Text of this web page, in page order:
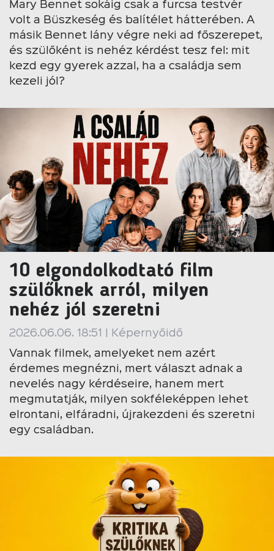
Mary Bennet sokáig csak a furcsa testvér
volt a Büszkeség és balítélet hátterében. A
másik Bennet lány végre neki ad főszerepet,
és szülőként is nehéz kérdést tesz fel: mit
kezd egy gyerek azzal, ha a családja sem
kezeli jól?
10 elgondolkodtató film
szülőknek arról, milyen
nehéz jól szeretni
2026.06.06. 18:51 | Képernyőidő
Vannak filmek, amelyeket nem azért
érdemes megnézni, mert választ adnak a
nevelés nagy kérdéseire, hanem mert
megmutatják, milyen sokféleképpen lehet
elrontani, elfáradni, újrakezdeni és szeretni
egy családban.